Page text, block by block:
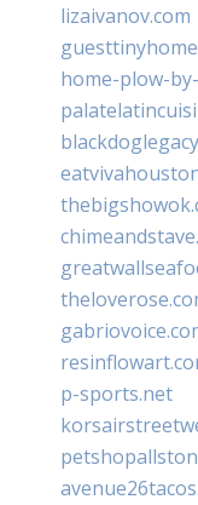
lizaivanov.com
home-plow-
p-sports.net